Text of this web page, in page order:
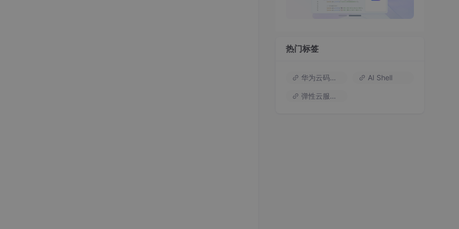
热门标签
华为云码道（Codearts） AI Shell
弹性云服务器